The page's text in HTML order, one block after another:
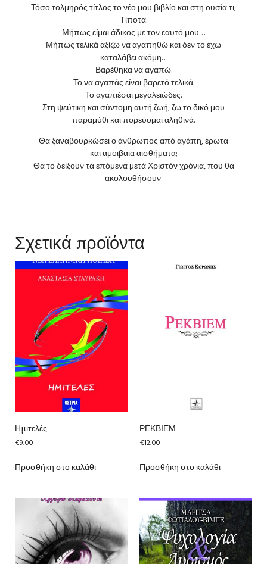
Τόσο τολμηρός τίτλος το νέο μου βιβλίο και στη ουσία τι;
Τίποτα.
Μήπως είμαι άδικος με τον εαυτό μου…
Μήπως τελικά αξίζω να αγαπηθώ και δεν το έχω
καταλάβει ακόμη…
Βαρέθηκα να αγαπώ.
Το να αγαπάς είναι βαρετό τελικά.
Το αγαπιέσαι μεγαλειώδες.
Στη ψεύτικη και σύντομη αυτή ζωή, ζω το δικό μου
παραμύθι και πορεύομαι αληθινά.
Θα ξαναβουρκώσει ο άνθρωπος από αγάπη, έρωτα
και αμοιβαια αισθήματα;
Θα το δείξουν τα επόμενα μετά Χριστόν χρόνια, που θα
ακολουθήσουν.
Σχετικά προϊόντα
Ημιτελές
€9,00
Προσθήκη στο καλάθι
ΡΕΚΒΙΕΜ
€12,00
Προσθήκη στο καλάθι